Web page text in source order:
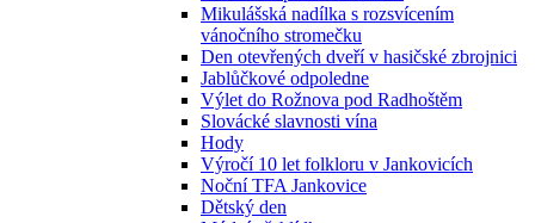
Mikulášská nadílka s rozsvícením
vánočního stromečku
Den otevřených dveří v hasičské zbrojnici
Jablůčkové odpoledne
Výlet do Rožnova pod Radhoštěm
Slovácké slavnosti vína
Hody
Výročí 10 let folkloru v Jankovicích
Noční TFA Jankovice
Dětský den